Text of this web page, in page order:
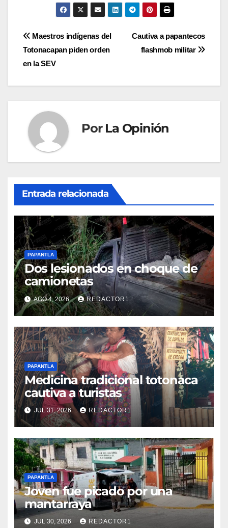
Navegación
de
entradas
Cautiva a papantecos
flashmob militar
Maestros indígenas del
Totonacapan piden orden
en la SEV
Por La Opinión
Entrada relacionada
PAPANTLA
Dos lesionados en choque de
camionetas
AGO 4, 2026 REDACTOR1
PAPANTLA
Medicina tradicional totonaca
cautiva a turistas
JUL 31, 2026 REDACTOR1
PAPANTLA
Joven fue picado por una
mantarraya
JUL 30, 2026 REDACTOR1